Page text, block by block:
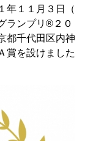
年１１月３日（
ランプリ®️２０
都千代田区内神
賞を設けました